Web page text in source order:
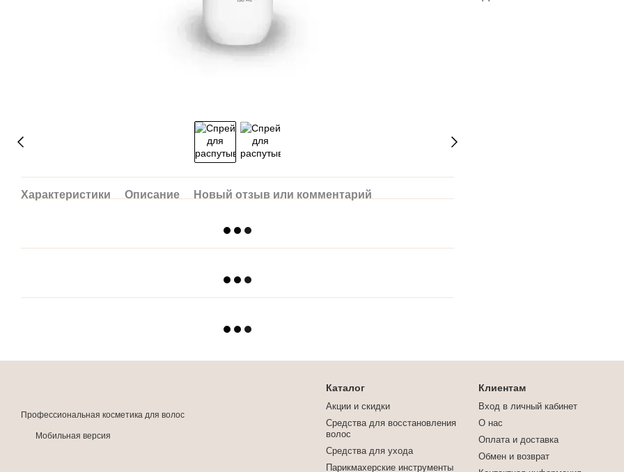
Характеристики Описание Новый отзыв или комментарий
Профессиональная косметика для волос
Мобильная версия
Каталог
Акции и скидки
Средства для восстановления
волос
Средства для ухода
Парикмахерские инструменты
Клиентам
Вход в личный кабинет
О нас
Оплата и доставка
Обмен и возврат